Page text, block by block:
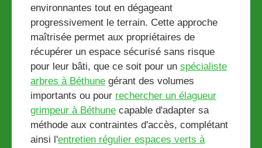
environnantes tout en dégageant
progressivement le terrain. Cette approche
maîtrisée permet aux propriétaires de
récupérer un espace sécurisé sans risque
pour leur bâti, que ce soit pour un spécialiste
arbres à Béthune gérant des volumes
importants ou pour rechercher un élagueur
grimpeur à Béthune capable d'adapter sa
méthode aux contraintes d'accès, complétant
ainsi l'entretien régulier espaces verts à